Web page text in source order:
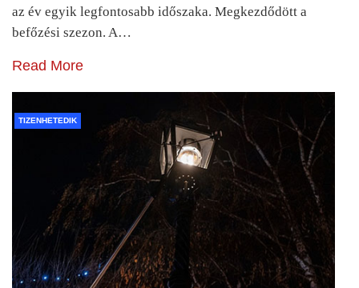
az év egyik legfontosabb időszaka. Megkezdődött a
befőzési szezon. A…
Read More
TIZENHETEDIK